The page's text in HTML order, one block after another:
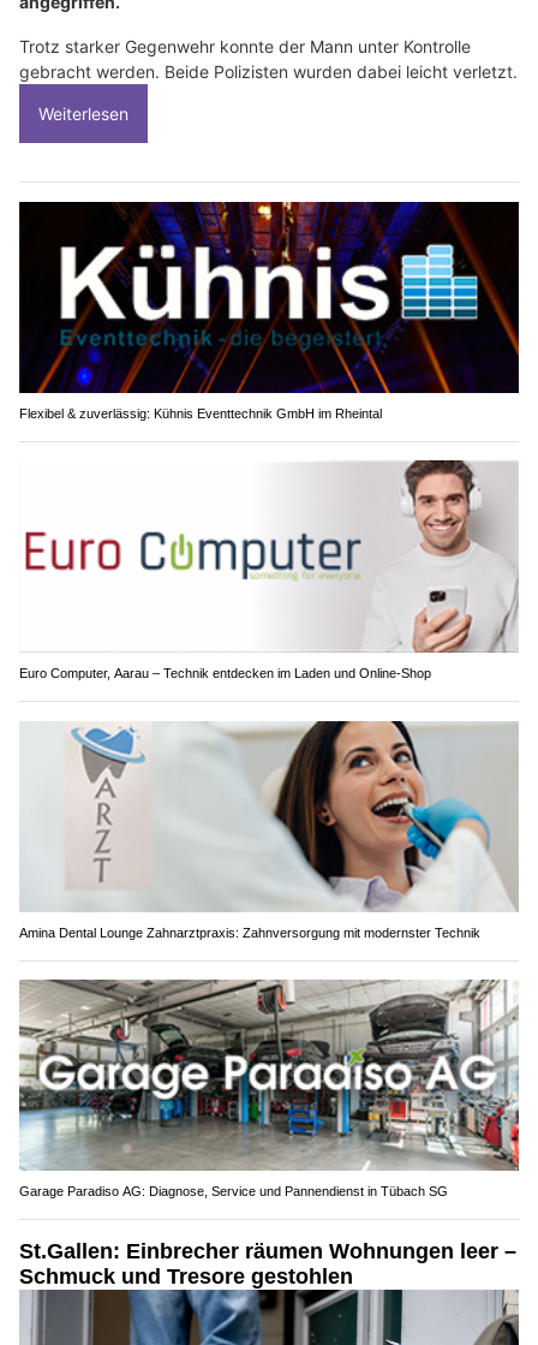
Trotz starker Gegenwehr konnte der Mann unter Kontrolle
gebracht werden. Beide Polizisten wurden dabei leicht verletzt.
Weiterlesen
Flexibel & zuverlässig: Kühnis Eventtechnik GmbH im Rheintal
Euro Computer, Aarau – Technik entdecken im Laden und Online-Shop
Amina Dental Lounge Zahnarztpraxis: Zahnversorgung mit modernster Technik
Garage Paradiso AG: Diagnose, Service und Pannendienst in Tübach SG
St.Gallen: Einbrecher räumen Wohnungen leer –
Schmuck und Tresore gestohlen